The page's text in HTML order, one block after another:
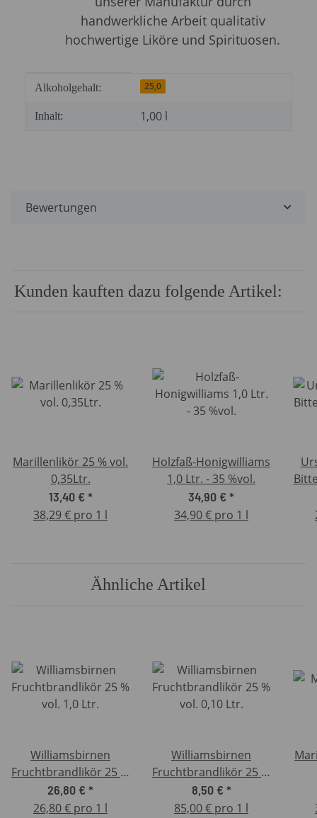
handwerkliche Arbeit qualitativ
hochwertige Liköre und Spirituosen.
Produkteigenschaft
Wert
Alkoholgehalt: 25,0
Inhalt: 1,00 l
Bewertungen
Kunden kauften dazu folgende Artikel:
Marillenlikör 25 % vol.
0,35Ltr.
13,40 € *
38,29 € pro 1 l
Holzfaß-Honigwilliams
1,0 Ltr. - 35 %vol.
34,90 € *
34,90 € pro 1 l
Ähnliche Artikel
Williamsbirnen
Fruchtbrandlikör 25 %
vol. 1,0 Ltr.
26,80 € *
26,80 € pro 1 l
Williamsbirnen
Fruchtbrandlikör 25 %
vol. 0,10 Ltr.
8,50 € *
85,00 € pro 1 l